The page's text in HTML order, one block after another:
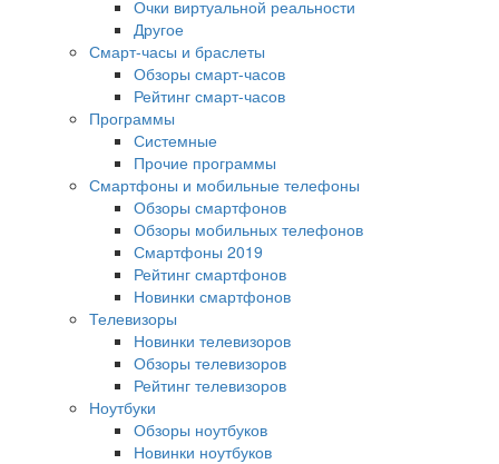
Очки виртуальной реальности
Другое
Смарт-часы и браслеты
Обзоры смарт-часов
Рейтинг смарт-часов
Программы
Системные
Прочие программы
Смартфоны и мобильные телефоны
Обзоры смартфонов
Обзоры мобильных телефонов
Смартфоны 2019
Рейтинг смартфонов
Новинки смартфонов
Телевизоры
Новинки телевизоров
Обзоры телевизоров
Рейтинг телевизоров
Ноутбуки
Обзоры ноутбуков
Новинки ноутбуков